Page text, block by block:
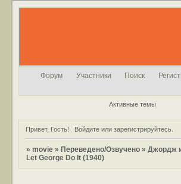
Форум Участники Поиск
Активные темы
Привет, Гость! Войдитеили зарегистрируйтесь.
»movie » Переведено/Озвучено »Джордж
Let George Do It (1940)